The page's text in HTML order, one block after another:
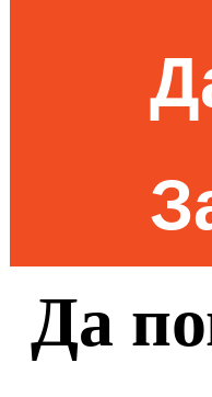
Да